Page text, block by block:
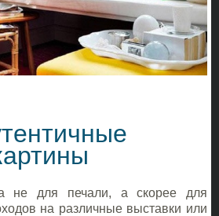
не для печали, а скорее для
на различные выставки или